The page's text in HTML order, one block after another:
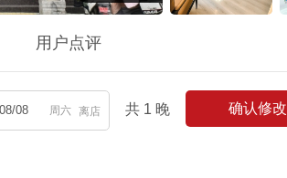
用户点评
离店 共 1 晚 确认修改